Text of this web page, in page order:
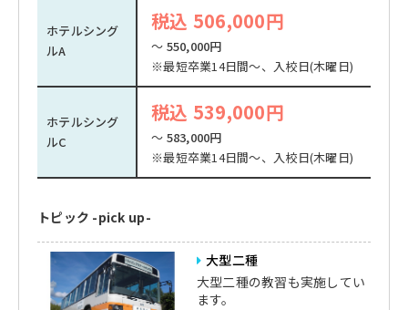
ホテルシング
ルA
税込 506,000円
～ 550,000円
※最短卒業14日間～、入校日(木曜日)
ホテルシング
ルC
税込 539,000円
～ 583,000円
※最短卒業14日間～、入校日(木曜日)
トピック -pick up-
大型二種
大型二種の教習も実施してい
ます。